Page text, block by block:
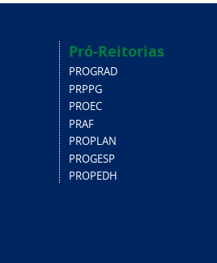
Pró-Reitorias
PROGRAD
PRPPG
PROEC
PRAF
PROPLAN
PROGESP
PROPEDH